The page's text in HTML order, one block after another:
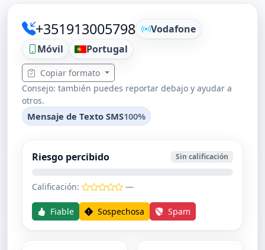
+351913005798
Vodafone
Móvil
Portugal
Copiar formato
Consejo: también puedes reportar debajo y ayudar a
otros.
Mensaje de Texto SMS100%
Riesgo percibido Sin calificación
Calificación: —
Fiable Sospechosa Spam